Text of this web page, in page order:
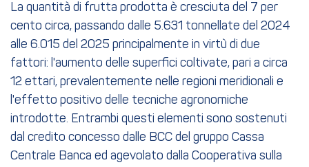
La quantità di frutta prodotta è cresciuta del 7 per
cento circa, passando dalle 5.631 tonnellate del 2024
alle 6.015 del 2025 principalmente in virtù di due
fattori: l'aumento delle superfici coltivate, pari a circa
12 ettari, prevalentemente nelle regioni meridionali e
l'effetto positivo delle tecniche agronomiche
introdotte. Entrambi questi elementi sono sostenuti
dal credito concesso dalle BCC del gruppo Cassa
Centrale Banca ed agevolato dalla Cooperativa sulla